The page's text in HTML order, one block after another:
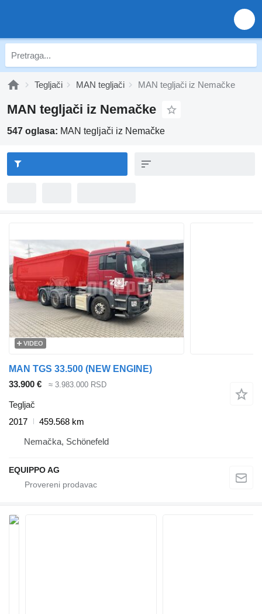
Tegljači MAN tegljači MAN tegljači iz Nemačke
MAN tegljači iz Nemačke
547 oglasa: MAN tegljači iz Nemačke
VIDEO
MAN TGS 33.500 (NEW ENGINE)
33.900 €
≈ 3.983.000 RSD
Tegljač
2017
459.568 km
Nemačka, Schönefeld
EQUIPPO AG